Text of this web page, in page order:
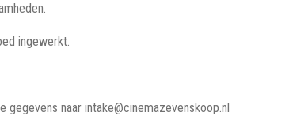
ingewerkt.
gegevens naar intake@cinemazevenskoop.nl